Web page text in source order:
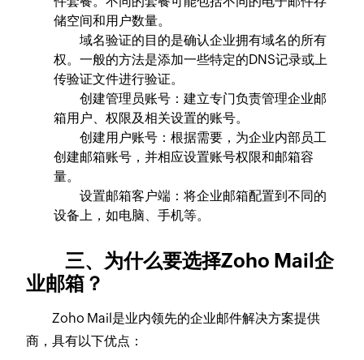
储空间和用户数量。
域名验证的目的是确认企业拥有域名的所有
权。一般的方法是添加一些特定的DNS记录或上
传验证文件进行验证。
创建管理员账号：建立专门负责管理企业邮
箱用户、权限及相关设置的账号。
创建用户账号：根据需要，为企业内部员工
创建邮箱账号，并相应设置账号权限和邮箱容
量。
设置邮箱客户端：将企业邮箱配置到不同的
设备上，如电脑、手机等。
三、为什么要选择Zoho Mail企
业邮箱？
Zoho Mail是业内领先的企业邮件解决方案提供
商，具有以下优点：